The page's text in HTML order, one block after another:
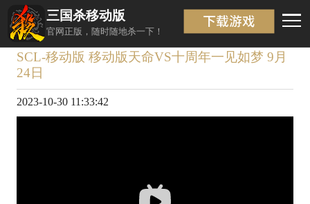
三国杀移动版
官网正版，随时随地杀一下！
返回
SCL-移动版 移动版天命VS十周年一见如梦 9月
24日
2023-10-30 11:33:42